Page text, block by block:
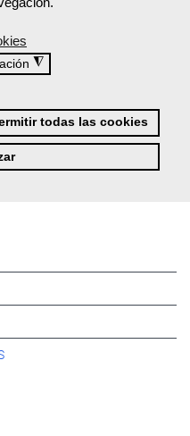
◮
todas las cookies
para el empleo
ayudarte a
ofreciéndote los mejores